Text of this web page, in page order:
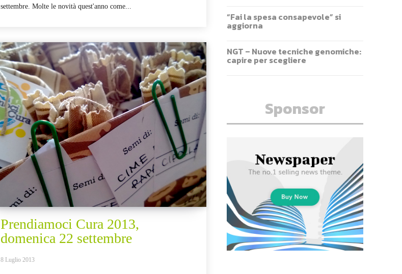
settembre. Molte le novità quest'anno come...
Prendiamoci Cura 2013,
domenica 22 settembre
8 Luglio 2013
“Fai la spesa consapevole” si
aggiorna
NGT – Nuove tecniche genomiche:
capire per scegliere
Sponsor